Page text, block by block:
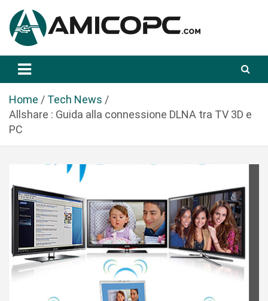
a
Amicopc.com
Home
Tech News
Allshare : Guida alla connessione DLNA tra TV 3D e
PC